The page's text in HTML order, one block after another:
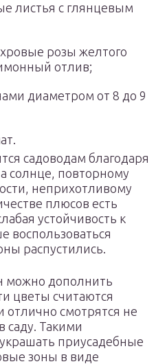
листья с глянцевым
розы желтого
отлив;
диаметром от 8 до 9
садоводам благодаря
солнце, повторному
неприхотливому
плюсов есть
устойчивость к
воспользоваться
распустились.
можно дополнить
цветы считаются
смотрятся не
саду. Такими
приусадебные
зоны в виде